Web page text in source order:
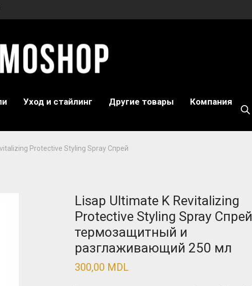
Уход и стайлинг Другие товары Компания
Protective Styling Spray Спрей
Lisap Ultimate K Revitalizing
Protective Styling Spray Спрей
термозащитный и
разглаживающий 250 мл
300,00 MDL